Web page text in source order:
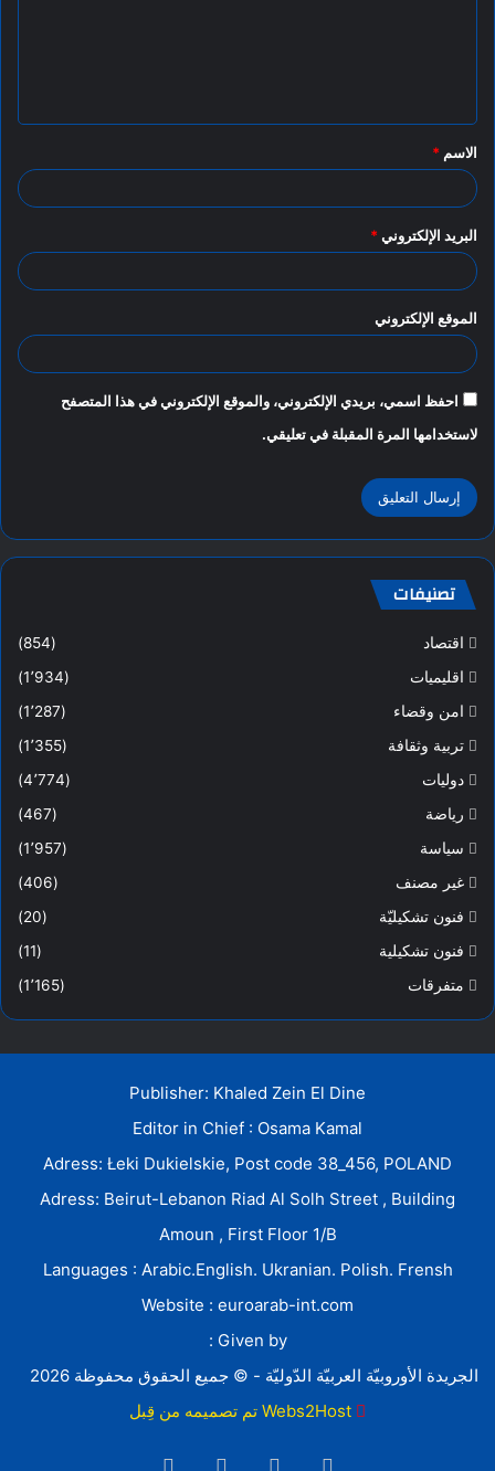
ق
*
الاسم *
البريد الإلكتروني *
الموقع الإلكتروني
احفظ اسمي، بريدي الإلكتروني، والموقع الإلكتروني في هذا المتصفح
لاستخدامها المرة المقبلة في تعليقي.
تصنيفات
اقتصاد
(854)
اقليميات
(1٬934)
امن وقضاء
(1٬287)
تربية وثقافة
(1٬355)
دوليات
(4٬774)
رياضة
(467)
سياسة
(1٬957)
غير مصنف
(406)
فنون تشكيليّة
(20)
فنون تشكيلية
(11)
متفرقات
(1٬165)
Publisher: Khaled Zein El Dine
Editor in Chief : Osama Kamal
Adress: Łeki Dukielskie, Post code 38_456, POLAND
Adress: Beirut-Lebanon Riad Al Solh Street , Building
Amoun , First Floor 1/B
Languages : Arabic.English. Ukranian. Polish. Frensh
Website : euroarab-int.com
Given by :
الجريدة الأوروبيّة العربيّة الدّوليّة - © جميع الحقوق محفوظة 2026
Webs2Host تم تصميمه من قِبل
فيسبوك يوتيوب